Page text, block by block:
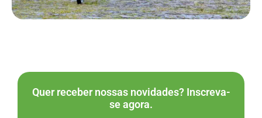
Quer receber nossas novidades? Inscreva-
se agora.